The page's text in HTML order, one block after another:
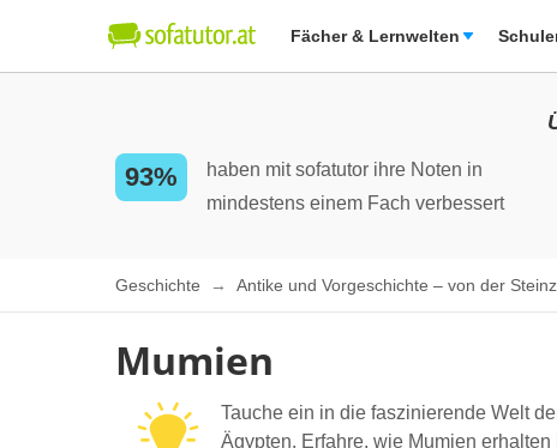
Fächer & Lernwelten
93%
haben mit sofatutor ihre Noten in
mindestens einem Fach verbessert
Geschichte Antike und Vorgeschichte – von der
Mumien
Tauche ein in die faszinierende Welt
Ägypten. Erfahre, wie Mumien